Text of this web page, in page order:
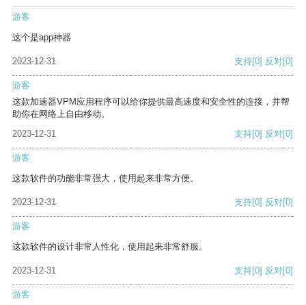
游客
这个是app神器
2023-12-31 支持[0] 反对[0]
游客
这款加速器VPM应用程序可以给你提供最高速度和安全性的连接，并帮
助你在网络上自由移动。
2023-12-31
支持[0] 反对[0]
游客
这款软件的功能非常强大，使用起来非常方便。
2023-12-31 支持[0] 反对[0]
游客
这款软件的设计非常人性化，使用起来非常舒服。
2023-12-31 支持[0] 反对[0]
游客